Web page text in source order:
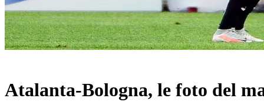
Atalanta-Bologna, le foto del